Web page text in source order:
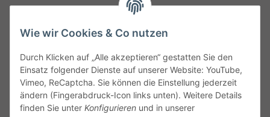
Leibnizstraße 2a
Germany
Phone:+49 40 5287270
Fax:+49 40 5281050
Email:sales@tow-automotive.de
Wie wir Cookies & Co nutzen
Durch Klicken auf „Alle akzeptieren“ gestatten Sie den
Einsatz folgender Dienste auf unserer Website: YouTube,
Vimeo, ReCaptcha. Sie können die Einstellung jederzeit
ändern (Fingerabdruck-Icon links unten). Weitere Details
finden Sie unter Konfigurieren und in unserer